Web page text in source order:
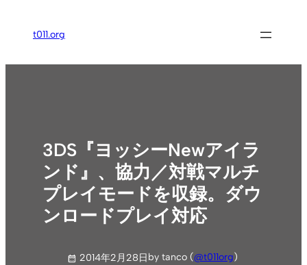
ス
t011.org
3DS『ヨッシーNewアイラ
ンド』、協力／対戦マルチ
プレイモードを収録。ダウ
ンロードプレイ対応
2014年2月28日by tanco (@t011org)